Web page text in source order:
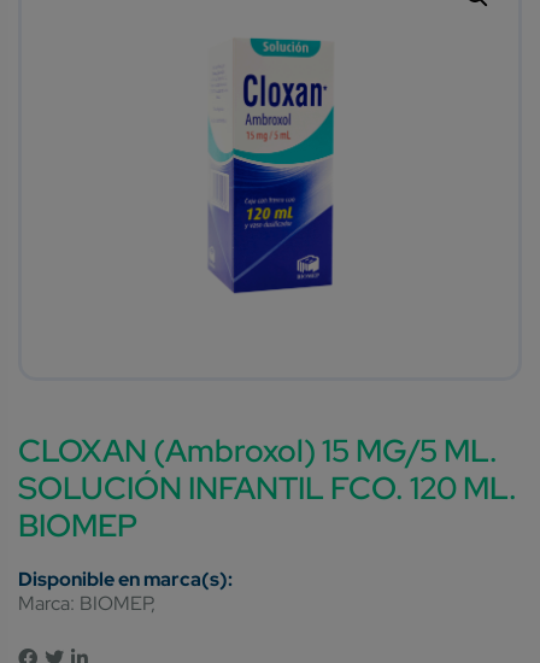
CLOXAN (Ambroxol) 15 MG/5 ML.
SOLUCIÓN INFANTIL FCO. 120 ML.
BIOMEP
Marca: BIOMEP